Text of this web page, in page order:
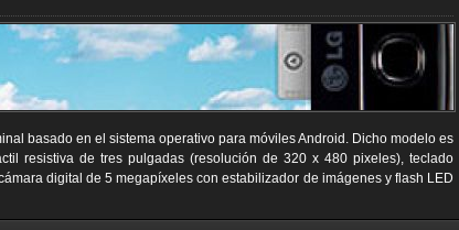
basado en el sistema operativo para móviles Android. Dicho modelo es
resistiva de tres pulgadas (resolución de 320 x 480 pixeles), teclado
digital de 5 megapíxeles con estabilizador de imágenes y flash LED